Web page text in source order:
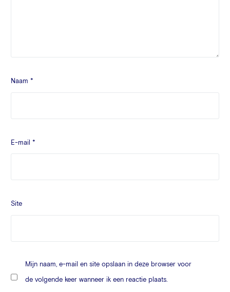
Naam *
E-mail *
Site
Mijn naam, e-mail en site opslaan in deze browser voor
de volgende keer wanneer ik een reactie plaats.